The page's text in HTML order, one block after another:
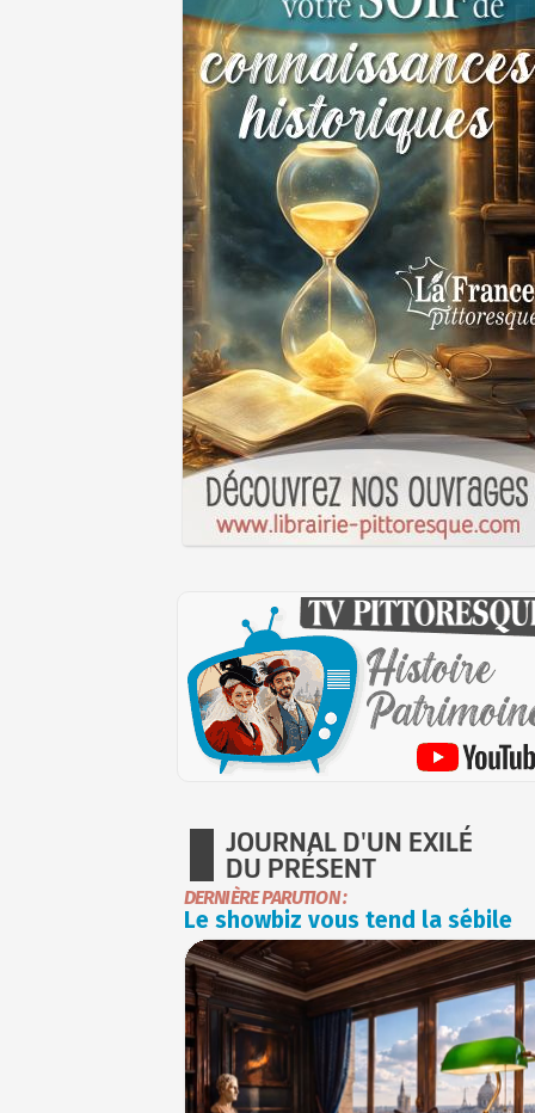
JOURNAL D'UN EXILÉ
DU PRÉSENT
DERNIÈRE PARUTION :
Le showbiz vous tend la sébile